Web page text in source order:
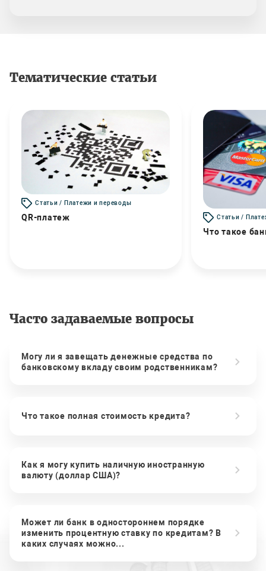
Тематические статьи
Статьи / Платежи и переводы
QR-платеж Статьи /
Что такое
Часто задаваемые вопросы
Могу ли я завещать денежные средства по
банковскому вкладу своим родственникам?
Что такое полная стоимость кредита?
Как я могу купить наличную иностранную
валюту (доллар США)?
Может ли банк в одностороннем порядке
изменить процентную ставку по кредитам? В
каких случаях можно...